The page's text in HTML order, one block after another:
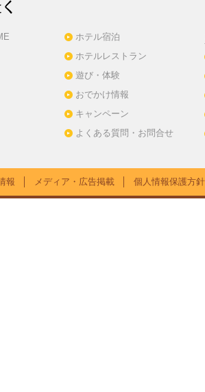
ホテル宿泊
ホテルレストラン
遊び・体験
おでかけ情報
キャンペーン
よくある質問・お問合せ
報 メディア・広告掲載 個人情報保護方針